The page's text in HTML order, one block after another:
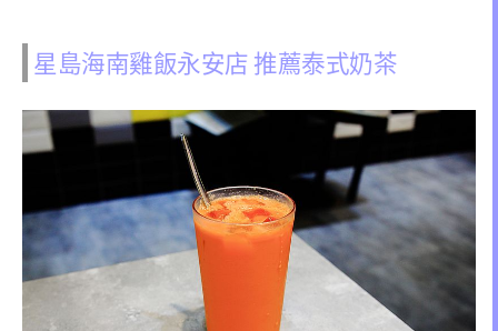
星島海南雞飯永安店 推薦泰式奶茶